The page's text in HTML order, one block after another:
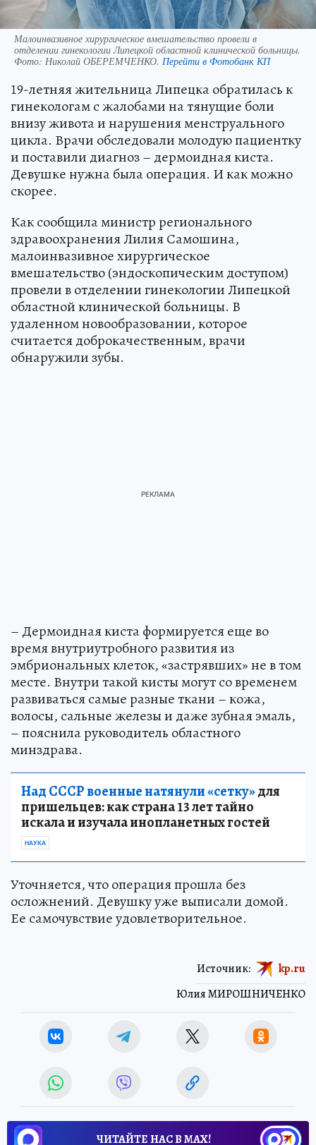
Малоинвазивное хирургическое вмешательство провели в
отделении гинекологии Липецкой областной клинической больницы.
Фото: Николай ОБЕРЕМЧЕНКО. Перейти в Фотобанк КП
19-летняя жительница Липецка обратилась к
гинекологам с жалобами на тянущие боли
внизу живота и нарушения менструального
цикла. Врачи обследовали молодую пациентку
и поставили диагноз – дермоидная киста.
Девушке нужна была операция. И как можно
скорее.
Как сообщила министр регионального
здравоохранения Лилия Самошина,
малоинвазивное хирургическое
вмешательство (эндоскопическим доступом)
провели в отделении гинекологии Липецкой
областной клинической больницы. В
удаленном новообразовании, которое
считается доброкачественным, врачи
обнаружили зубы.
– Дермоидная киста формируется еще во
время внутриутробного развития из
эмбриональных клеток, «застрявших» не в том
месте. Внутри такой кисты могут со временем
развиваться самые разные ткани – кожа,
волосы, сальные железы и даже зубная эмаль,
– пояснила руководитель областного
минздрава.
Над СССР военные натянули «сетку»для
пришельцев: как страна 13 лет тайно
искала и изучала инопланетных гостей
НАУКА
Уточняется, что операция прошла без
осложнений. Девушку уже выписали домой.
Ее самочувствие удовлетворительное.
Юлия МИРОШНИЧЕНКО
Источник: kp.ru
ЧИТАЙТЕ НАС В МАХ!